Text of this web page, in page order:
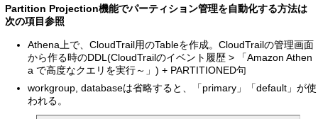
Partition Projection機能でパーティション管理を自動化する方法は
次の項目参照
Athena上で、CloudTrail用のTableを作成。CloudTrailの管理画面
から作る時のDDL(CloudTrailのイベント履歴 > 「Amazon Athen
a で高度なクエリを実行～」) + PARTITIONED句
workgroup, databaseは省略すると、「primary」「default」が使
われる。